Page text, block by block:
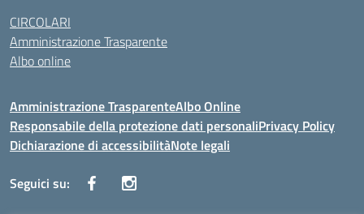
CIRCOLARI
Amministrazione Trasparente
Albo online
Amministrazione TrasparenteAlbo Online
Responsabile della protezione dati personaliPrivacy Policy
Dichiarazione di accessibilitàNote legali
Seguici su: